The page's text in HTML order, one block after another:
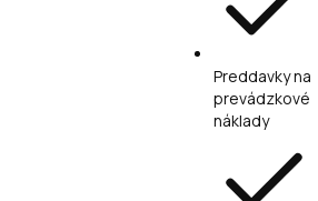
Preddavky na
prevádzkové
náklady